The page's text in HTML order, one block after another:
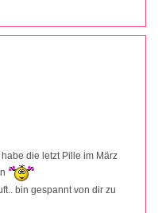
die letzt Pille im März
bin gespannt von dir zu